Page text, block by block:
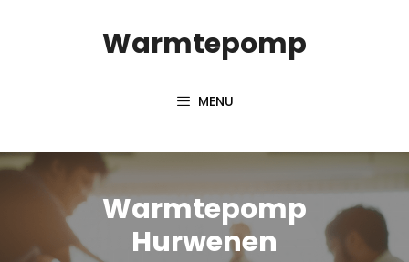
Warmtepomp
MENU
Warmtepomp
Hurwenen